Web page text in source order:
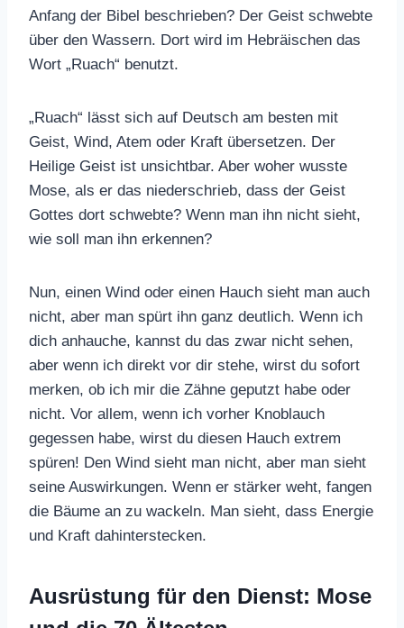
Anfang der Bibel beschrieben? Der Geist schwebte
über den Wassern. Dort wird im Hebräischen das
Wort „Ruach“ benutzt.
„Ruach“ lässt sich auf Deutsch am besten mit
Geist, Wind, Atem oder Kraft übersetzen. Der
Heilige Geist ist unsichtbar. Aber woher wusste
Mose, als er das niederschrieb, dass der Geist
Gottes dort schwebte? Wenn man ihn nicht sieht,
wie soll man ihn erkennen?
Nun, einen Wind oder einen Hauch sieht man auch
nicht, aber man spürt ihn ganz deutlich. Wenn ich
dich anhauche, kannst du das zwar nicht sehen,
aber wenn ich direkt vor dir stehe, wirst du sofort
merken, ob ich mir die Zähne geputzt habe oder
nicht. Vor allem, wenn ich vorher Knoblauch
gegessen habe, wirst du diesen Hauch extrem
spüren! Den Wind sieht man nicht, aber man sieht
seine Auswirkungen. Wenn er stärker weht, fangen
die Bäume an zu wackeln. Man sieht, dass Energie
und Kraft dahinterstecken.
Ausrüstung für den Dienst: Mose